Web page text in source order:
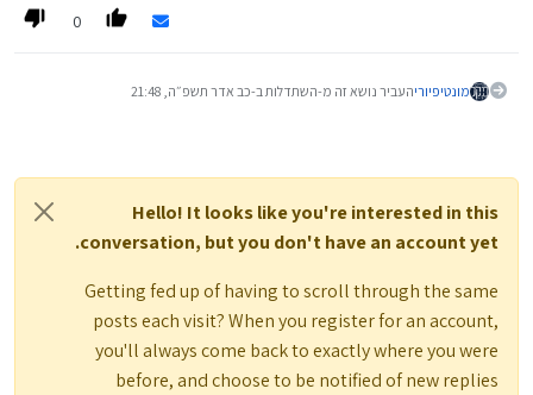
0
מונטיפיוריהעביר נושא זה מ-השתדלות ב-כב אדר תשפ״ה, 21:48
Hello! It looks like you're interested in this
conversation, but you don't have an account yet.
Getting fed up of having to scroll through the same
posts each visit? When you register for an account,
you'll always come back to exactly where you were
before, and choose to be notified of new replies